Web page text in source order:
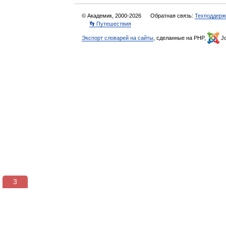
© Академик, 2000-2026 Обратная связь:
👣 Путешествия
Экспорт словарей на сайты , сделанные на PHP,
3